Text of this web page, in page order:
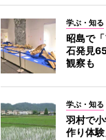
学ぶ・知る
昭島で
石発見
観察も
学ぶ・知る
羽村で
作り体